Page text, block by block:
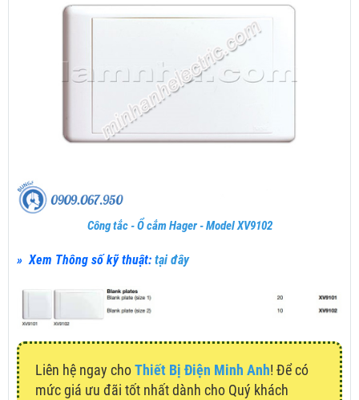
Công tắc - Ổ cắm Hager - Model XV9102
» Xem Thông số kỹ thuật: tại đây
Liên hệ ngay choThiết Bị Điện Minh Anh! Để có
mức giá ưu đãi tốt nhất dành cho Quý khách